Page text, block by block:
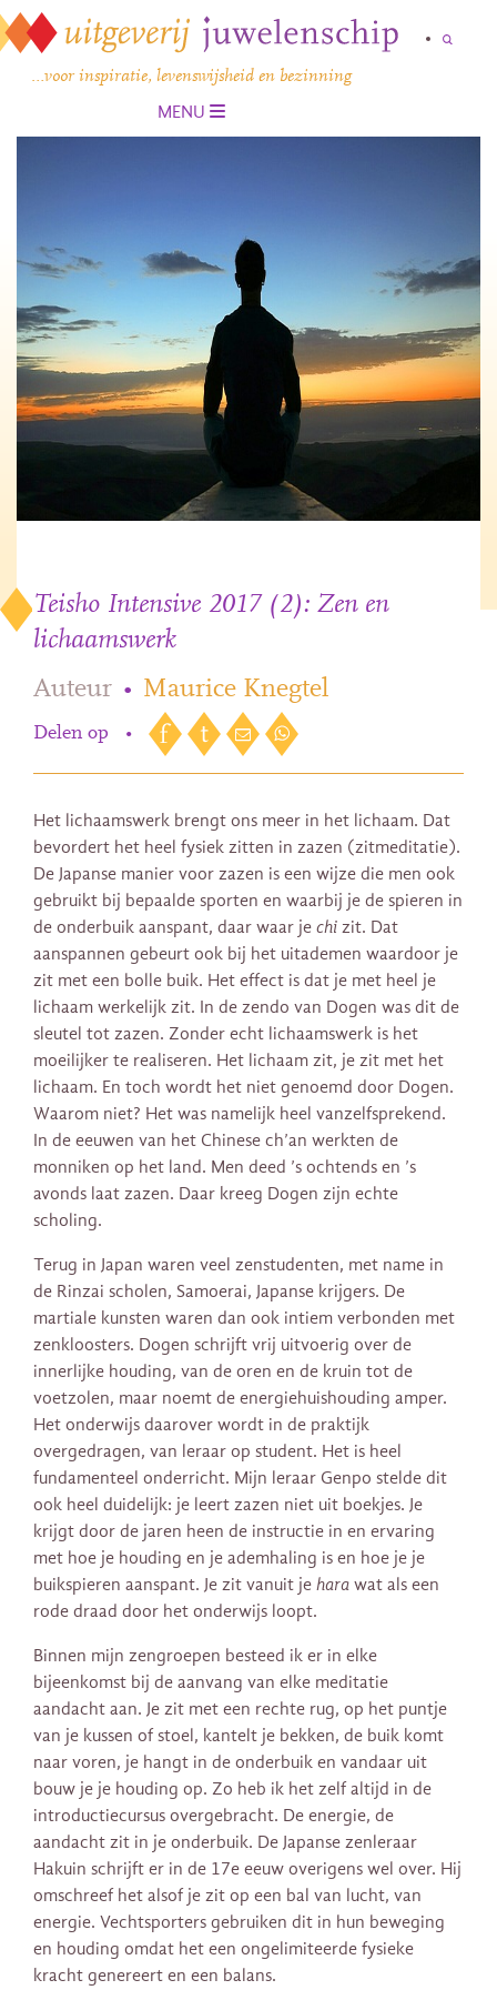
…voor inspiratie, levenswijsheid en bezinning
MENU
Teisho Intensive 2017 (2): Zen en
lichaamswerk
Auteur • Maurice Knegtel
Delen op •
Het lichaamswerk brengt ons meer in het lichaam. Dat
bevordert het heel fysiek zitten in zazen (zitmeditatie).
De Japanse manier voor zazen is een wijze die men ook
gebruikt bij bepaalde sporten en waarbij je de spieren in
de onderbuik aanspant, daar waar je chi zit. Dat
aanspannen gebeurt ook bij het uitademen waardoor je
zit met een bolle buik. Het effect is dat je met heel je
lichaam werkelijk zit. In de zendo van Dogen was dit de
sleutel tot zazen. Zonder echt lichaamswerk is het
moeilijker te realiseren. Het lichaam zit, je zit met het
lichaam. En toch wordt het niet genoemd door Dogen.
Waarom niet? Het was namelijk heel vanzelfsprekend.
In de eeuwen van het Chinese ch’an werkten de
monniken op het land. Men deed ’s ochtends en ’s
avonds laat zazen. Daar kreeg Dogen zijn echte
scholing.
Terug in Japan waren veel zenstudenten, met name in
de Rinzai scholen, Samoerai, Japanse krijgers. De
martiale kunsten waren dan ook intiem verbonden met
zenkloosters. Dogen schrijft vrij uitvoerig over de
innerlijke houding, van de oren en de kruin tot de
voetzolen, maar noemt de energiehuishouding amper.
Het onderwijs daarover wordt in de praktijk
overgedragen, van leraar op student. Het is heel
fundamenteel onderricht. Mijn leraar Genpo stelde dit
ook heel duidelijk: je leert zazen niet uit boekjes. Je
krijgt door de jaren heen de instructie in en ervaring
met hoe je houding en je ademhaling is en hoe je je
buikspieren aanspant. Je zit vanuit je hara wat als een
rode draad door het onderwijs loopt.
Binnen mijn zengroepen besteed ik er in elke
bijeenkomst bij de aanvang van elke meditatie
aandacht aan. Je zit met een rechte rug, op het puntje
van je kussen of stoel, kantelt je bekken, de buik komt
naar voren, je hangt in de onderbuik en vandaar uit
bouw je je houding op. Zo heb ik het zelf altijd in de
introductiecursus overgebracht. De energie, de
aandacht zit in je onderbuik. De Japanse zenleraar
Hakuin schrijft er in de 17e eeuw overigens wel over. Hij
omschreef het alsof je zit op een bal van lucht, van
energie. Vechtsporters gebruiken dit in hun beweging
en houding omdat het een ongelimiteerde fysieke
kracht genereert en een balans.